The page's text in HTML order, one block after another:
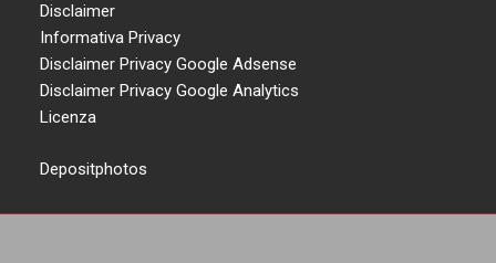
Disclaimer
Informativa Privacy
Disclaimer Privacy Google Adsense
Disclaimer Privacy Google Analytics
Licenza
Depositphotos